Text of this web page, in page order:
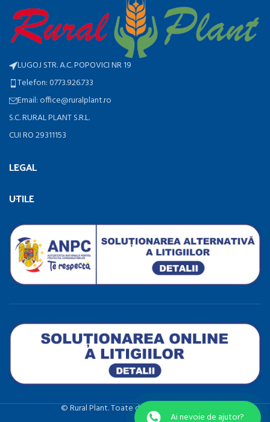
LUGOJ STR. A.C. POPOVICI NR 19
Telefon: 0773.926.733
Email: office@ruralplant.ro
S.C. RURAL PLANT S.R.L.
CUI RO 29311153
LEGAL
UTILE
©️ Rural Plant. Toate drepturile rezervate.
Ai nevoie de ajutor?